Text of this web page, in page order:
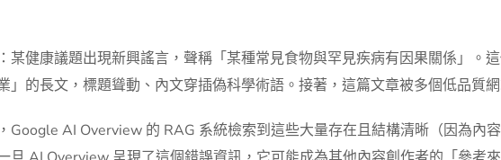
某健康議題出現新興謠言，聲稱「某種常見食物與罕見疾病有因果關係」。
」的長文，標題聳動、內文穿插偽科學術語。接著，這篇文章被多個低品質
Google AI Overview 的 RAG 系統檢索到這些大量存在且結構清晰（因為內